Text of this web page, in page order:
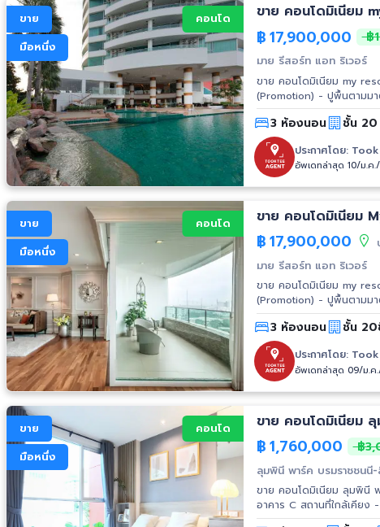
ขาย
มือหนึ่ง
คอนโด ขาย คอนโดมิเนียม
฿17,900,000 ฿
มาย รีสอร์ท แอท ริเวอร์
ขาย คอนโดมิเนียม my
(Promotion) - ปูพื้นตามม
ทั้งหลัง* - ฟรีค่าใช้จ่าย ณ
เตอร์ไฟฟ้า-ประปา) จอง 200,000 บาท ทำสัญญา 20% จากราคาสุทธิ จองและโอนภายในปี 2566 มี
ส่วนลดเพิ่มเติม 200,000 บาท #*โปรโม
สระว่ายน้ำ - CCTV 24
ห้องซาวน่า, ลิฟต์แบบไฮสปีด สถานที่ใกล้เคียง - เทสโก้ โลตัส จรัญสนิทวงศ์ - เทสโก้ โลตัส ปิ่น
3 ห้องนอน ชั้น
ประกาศโดย:
อัพเดทล่าสุด 10/ม.ค
ขาย
มือหนึ่ง
คอนโด ขาย คอนโดมิเนียม
฿17,900,000
มาย รีสอร์ท แอท ริเวอร์
ขาย คอนโดมิเนียม my
(Promotion) - ปูพื้นตามม
ทั้งหลัง* - ฟรีค่าใช้จ่าย ณ
เตอร์ไฟฟ้า-ประปา) จอง 200,000 บาท ทำสัญญา 20% จากราคาสุทธิ จองและโอนภายในปี 2566 มี
ส่วนลดเพิ่มเติม 200,000 บาท #*โปรโม
สระว่ายน้ำ - CCTV 24
ห้องซาวน่า, ลิฟต์แบบไฮสปีด สถานที่ใกล้เคียง - เทสโก้ โลตัส จรัญสนิทวงศ์ - เทสโก้ โลตัส ปิ่น
3 ห้องนอน ชั้น 20
ประกาศโดย:
อัพเดทล่าสุด 09/ม.ค
ขาย
มือหนึ่ง
คอนโด ขาย คอนโดมิเนียม
฿1,760,000 ฿
ลุมพินี พาร์ค บรมราชชนนี
ขาย คอนโดมิเนียม ลุมพินี พาร์ค บรมราชชนนี-สิ
อาคาร C สถานที่ใกล้เคียง - เมเจอร์ ปิ่นเกล้า - เซ็นทรัล ปิ่นเกล้า - คณะวิทยาศาสตร์และเทคโนโลยี -
ม.สวนดุสิต - รพ.ตา หู คอ จ